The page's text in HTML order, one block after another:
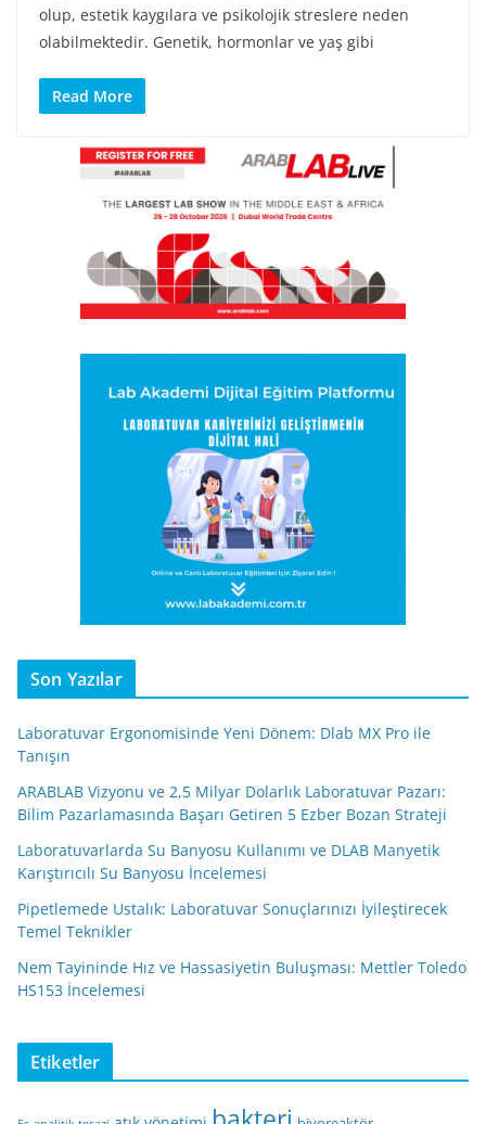
olup, estetik kaygılara ve psikolojik streslere neden
olabilmektedir. Genetik, hormonlar ve yaş gibi
Read More
Son Yazılar
Laboratuvar Ergonomisinde Yeni Dönem: Dlab MX Pro ile
Tanışın
ARABLAB Vizyonu ve 2,5 Milyar Dolarlık Laboratuvar Pazarı:
Bilim Pazarlamasında Başarı Getiren 5 Ezber Bozan Strateji
Laboratuvarlarda Su Banyosu Kullanımı ve DLAB Manyetik
Karıştırıcılı Su Banyosu İncelemesi
Pipetlemede Ustalık: Laboratuvar Sonuçlarınızı İyileştirecek
Temel Teknikler
Nem Tayininde Hız ve Hassasiyetin Buluşması: Mettler Toledo
HS153 İncelemesi
Etiketler